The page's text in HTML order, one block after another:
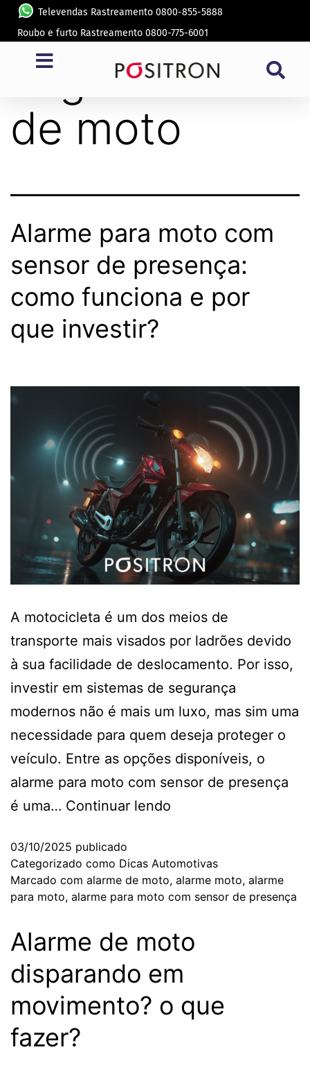
Televendas Rastreamento 0800-855-5888
Roubo e furto Rastreamento 0800-775-6001
Tag:
alarme
de moto
Alarme para moto com
sensor de presença:
como funciona e por
que investir?
A motocicleta é um dos meios de
transporte mais visados por ladrões devido
à sua facilidade de deslocamento. Por isso,
investir em sistemas de segurança
modernos não é mais um luxo, mas sim uma
necessidade para quem deseja proteger o
veículo. Entre as opções disponíveis, o
alarme para moto com sensor de presença
é uma… Continuar lendo
03/10/2025 publicado
Categorizado como Dicas Automotivas
Marcado com alarme de moto, alarme moto, alarme
para moto, alarme para moto com sensor de presença
Alarme de moto
disparando em
movimento? o que
fazer?